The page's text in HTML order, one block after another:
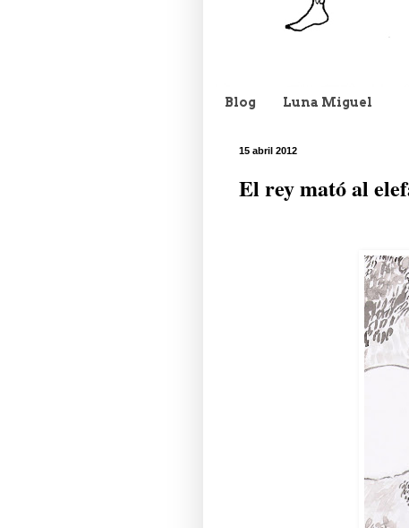
Blog Luna Miguel
15 abril 2012
El rey mató al